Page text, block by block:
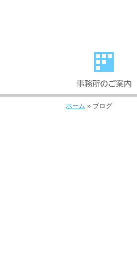
ホーム » ブログ